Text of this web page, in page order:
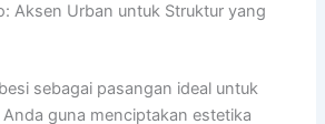
Aksen Urban untuk Struktur yang
sebagai pasangan ideal untuk
guna menciptakan estetika